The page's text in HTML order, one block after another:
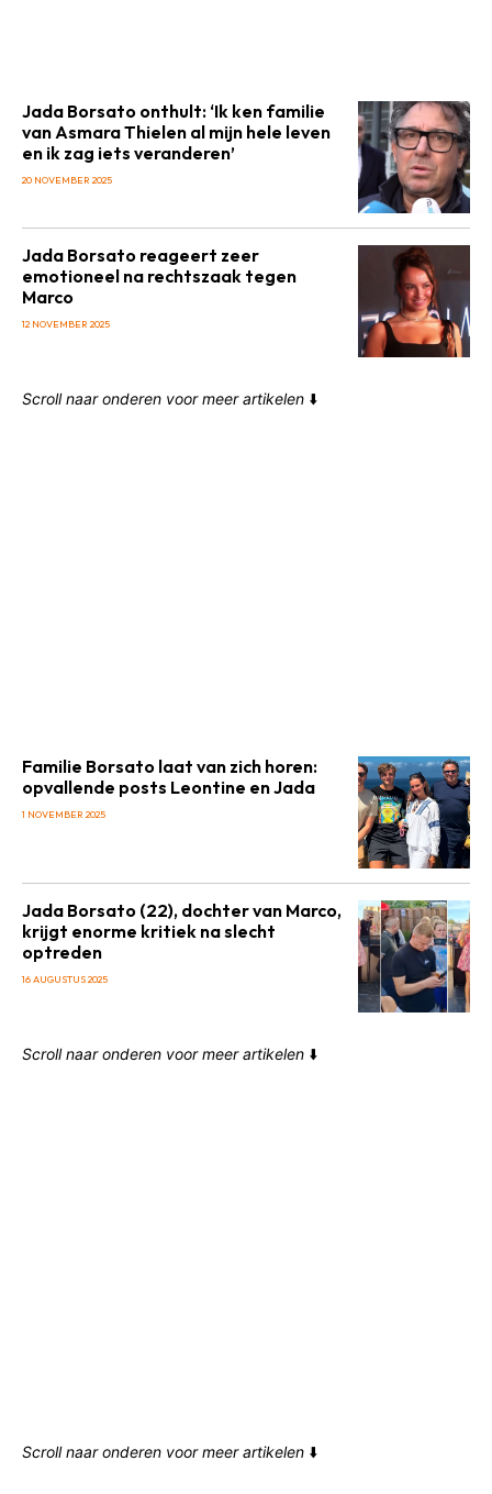
Jada Borsato onthult: ‘Ik ken familie
van Asmara Thielen al mijn hele leven
en ik zag iets veranderen’
20 NOVEMBER 2025
Jada Borsato reageert zeer
emotioneel na rechtszaak tegen
Marco
12 NOVEMBER 2025
Scroll naar onderen voor meer artikelen ⬇️
Familie Borsato laat van zich horen:
opvallende posts Leontine en Jada
1 NOVEMBER 2025
Jada Borsato (22), dochter van Marco,
krijgt enorme kritiek na slecht
optreden
16 AUGUSTUS 2025
Scroll naar onderen voor meer artikelen ⬇️
Scroll naar onderen voor meer artikelen ⬇️